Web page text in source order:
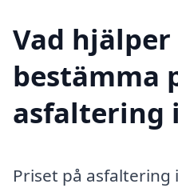
Vad
bestämma
asfaltering
Priset på asfaltering